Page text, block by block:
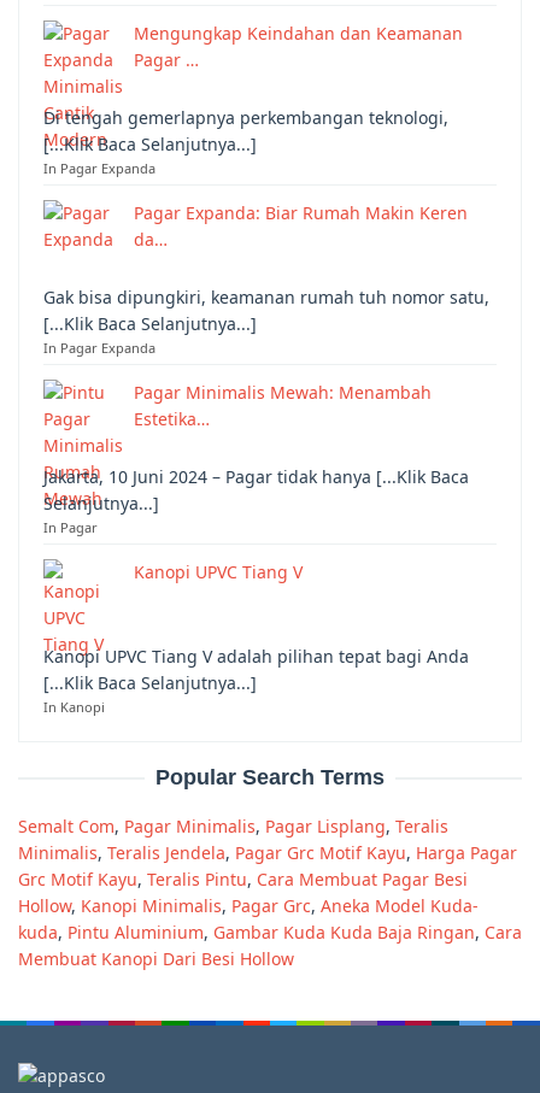
Mengungkap Keindahan dan Keamanan
Pagar …
Di tengah gemerlapnya perkembangan teknologi,
[...Klik Baca Selanjutnya...]
In Pagar Expanda
Pagar Expanda: Biar Rumah Makin Keren
da…
Gak bisa dipungkiri, keamanan rumah tuh nomor satu,
[...Klik Baca Selanjutnya...]
In Pagar Expanda
Pagar Minimalis Mewah: Menambah
Estetika…
Jakarta, 10 Juni 2024 – Pagar tidak hanya [...Klik Baca
Selanjutnya...]
In Pagar
Kanopi UPVC Tiang V
Kanopi UPVC Tiang V adalah pilihan tepat bagi Anda
[...Klik Baca Selanjutnya...]
In Kanopi
Popular Search Terms
Semalt Com, Pagar Minimalis, Pagar Lisplang, Teralis
Minimalis, Teralis Jendela, Pagar Grc Motif Kayu, Harga Pagar
Grc Motif Kayu, Teralis Pintu, Cara Membuat Pagar Besi
Hollow, Kanopi Minimalis, Pagar Grc, Aneka Model Kuda-
kuda, Pintu Aluminium, Gambar Kuda Kuda Baja Ringan, Cara
Membuat Kanopi Dari Besi Hollow